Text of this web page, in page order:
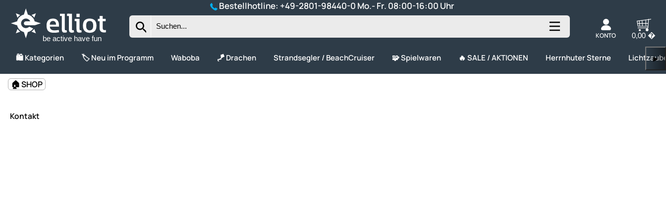
Bestellhotline: +49-2801-98440-0 Mo.- Fr. 08:00-16:00 Uhr
be active have fun KONTO 0,00 �
🛍️ Kategorien 🏷️ Neu im Programm Waboba 🪁 Drachen Strandsegler / BeachCruiser 🧩 Spielwaren 🔥 SALE / AKTIONEN Herrnhuter Sterne ▶
🏠 SHOP
Kontakt